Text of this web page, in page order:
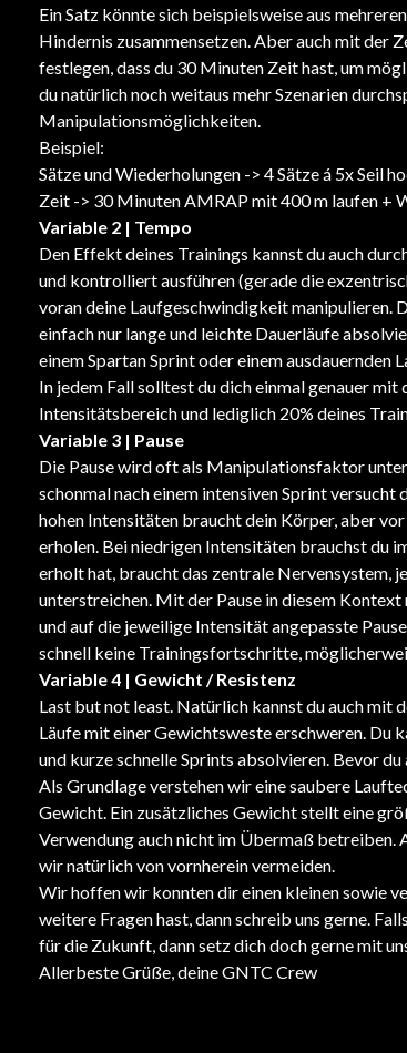
Ein Satz könnte sich beispielsweise aus
Hindernis zusammensetzen. Aber auch mit der
festlegen, dass du 30 Minuten Zeit hast, um
du natürlich noch weitaus mehr Szenarien
Manipulationsmöglichkeiten.
Beispiel:
Sätze und Wiederholungen -> 4 Sätze á 5x Seil
Zeit -> 30 Minuten AMRAP mit 400 m laufen +
Variable 2 | Tempo
Den Effekt deines Trainings kannst du auch
und kontrolliert ausführen (gerade die
voran deine Laufgeschwindigkeit manipulieren.
einfach nur lange und leichte Dauerläufe
einem Spartan Sprint oder einem ausdauernden
In jedem Fall solltest du dich einmal genauer
Intensitätsbereich und lediglich 20% deines
Variable 3 | Pause
Die Pause wird oft als Manipulationsfaktor
schonmal nach einem intensiven Sprint
hohen Intensitäten braucht dein Körper, aber
erholen. Bei niedrigen Intensitäten brauchst du
erholt hat, braucht das zentrale Nervensystem,
unterstreichen. Mit der Pause in diesem Kontext
und auf die jeweilige Intensität angepasste
schnell keine Trainingsfortschritte,
Variable 4 | Gewicht / Resistenz
Last but not least. Natürlich kannst du auch mit
Läufe mit einer Gewichtsweste erschweren. Du
und kurze schnelle Sprints absolvieren. Bevor
Als Grundlage verstehen wir eine saubere
Gewicht. Ein zusätzliches Gewicht stellt eine
Verwendung auch nicht im Übermaß betreiben.
wir natürlich von vornherein vermeiden.
Wir hoffen wir konnten dir einen kleinen sowie
weitere Fragen hast, dann schreib uns gerne.
für die Zukunft, dann setz dich doch gerne mit
Allerbeste Grüße, deine GNTC Crew